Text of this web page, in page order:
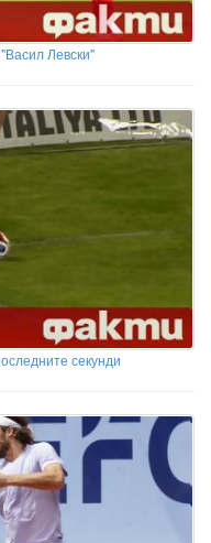
Левски"
секунди